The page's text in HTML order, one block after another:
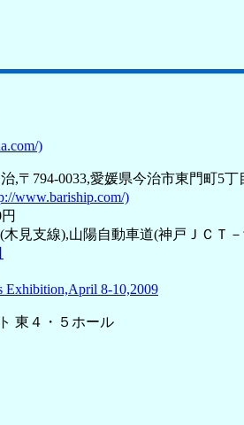
)
,〒794-0033,愛媛県今治市東門町5丁
www.bariship.com/)
見支線),山陽自動車道(神戸ＪＣＴ
Exhibition,April 8-10,2009
東４・５ホール